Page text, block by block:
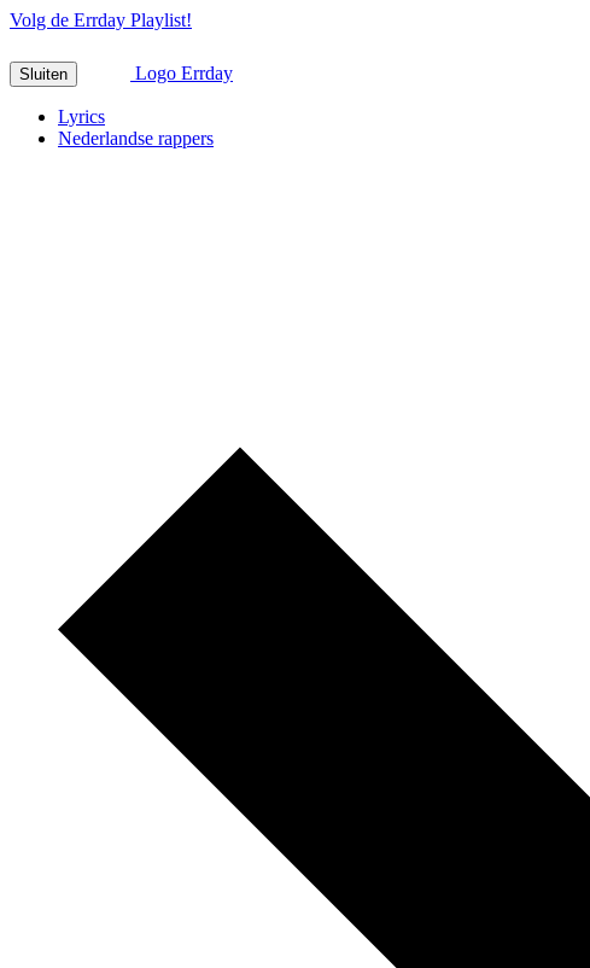
Volg de Errday Playlist!
Sluiten Logo Errday
Lyrics
Nederlandse rappers